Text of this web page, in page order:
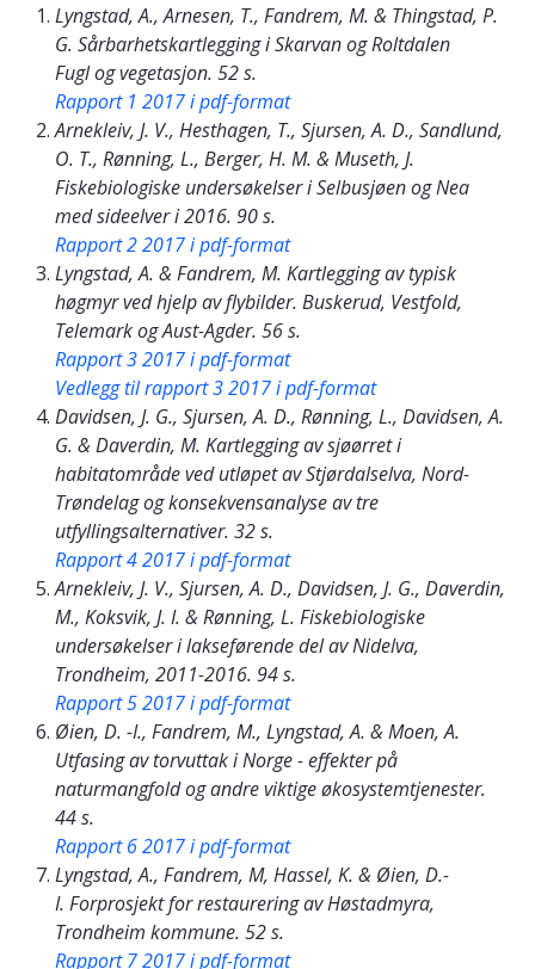
Lyngstad, A., Arnesen, T., Fandrem, M. & Thingstad, P.
G. Sårbarhetskartlegging i Skarvan og Roltdalen
Fugl og vegetasjon. 52 s.
Rapport 1 2017 i pdf-format
Arnekleiv, J. V., Hesthagen, T., Sjursen, A. D., Sandlund,
O. T., Rønning, L., Berger, H. M. & Museth, J.
Fiskebiologiske undersøkelser i Selbusjøen og Nea
med sideelver i 2016. 90 s.
Rapport 2 2017 i pdf-format
Lyngstad, A. & Fandrem, M. Kartlegging av typisk
høgmyr ved hjelp av flybilder. Buskerud, Vestfold,
Telemark og Aust-Agder. 56 s.
Rapport 3 2017 i pdf-format
Vedlegg til rapport 3 2017 i pdf-format
Davidsen, J. G., Sjursen, A. D., Rønning, L., Davidsen, A.
G. & Daverdin, M. Kartlegging av sjøørret i
habitatområde ved utløpet av Stjørdalselva, Nord-
Trøndelag og konsekvensanalyse av tre
utfyllingsalternativer. 32 s.
Rapport 4 2017 i pdf-format
Arnekleiv, J. V., Sjursen, A. D., Davidsen, J. G., Daverdin,
M., Koksvik, J. I. & Rønning, L. Fiskebiologiske
undersøkelser i lakseførende del av Nidelva,
Trondheim, 2011-2016. 94 s.
Rapport 5 2017 i pdf-format
Øien, D. -I., Fandrem, M., Lyngstad, A. & Moen, A.
Utfasing av torvuttak i Norge - effekter på
naturmangfold og andre viktige økosystemtjenester.
44 s.
Rapport 6 2017 i pdf-format
Lyngstad, A., Fandrem, M, Hassel, K. & Øien, D.-
I. Forprosjekt for restaurering av Høstadmyra,
Trondheim kommune. 52 s.
Rapport 7 2017 i pdf-format